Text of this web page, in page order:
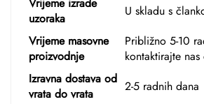
uzoraka
U skladu s
Vrijeme masovne
proizvodnje
Približno 5-10
kontaktirajte nas
Izravna dostava od
vrata do vrata
2-5 radnih dana